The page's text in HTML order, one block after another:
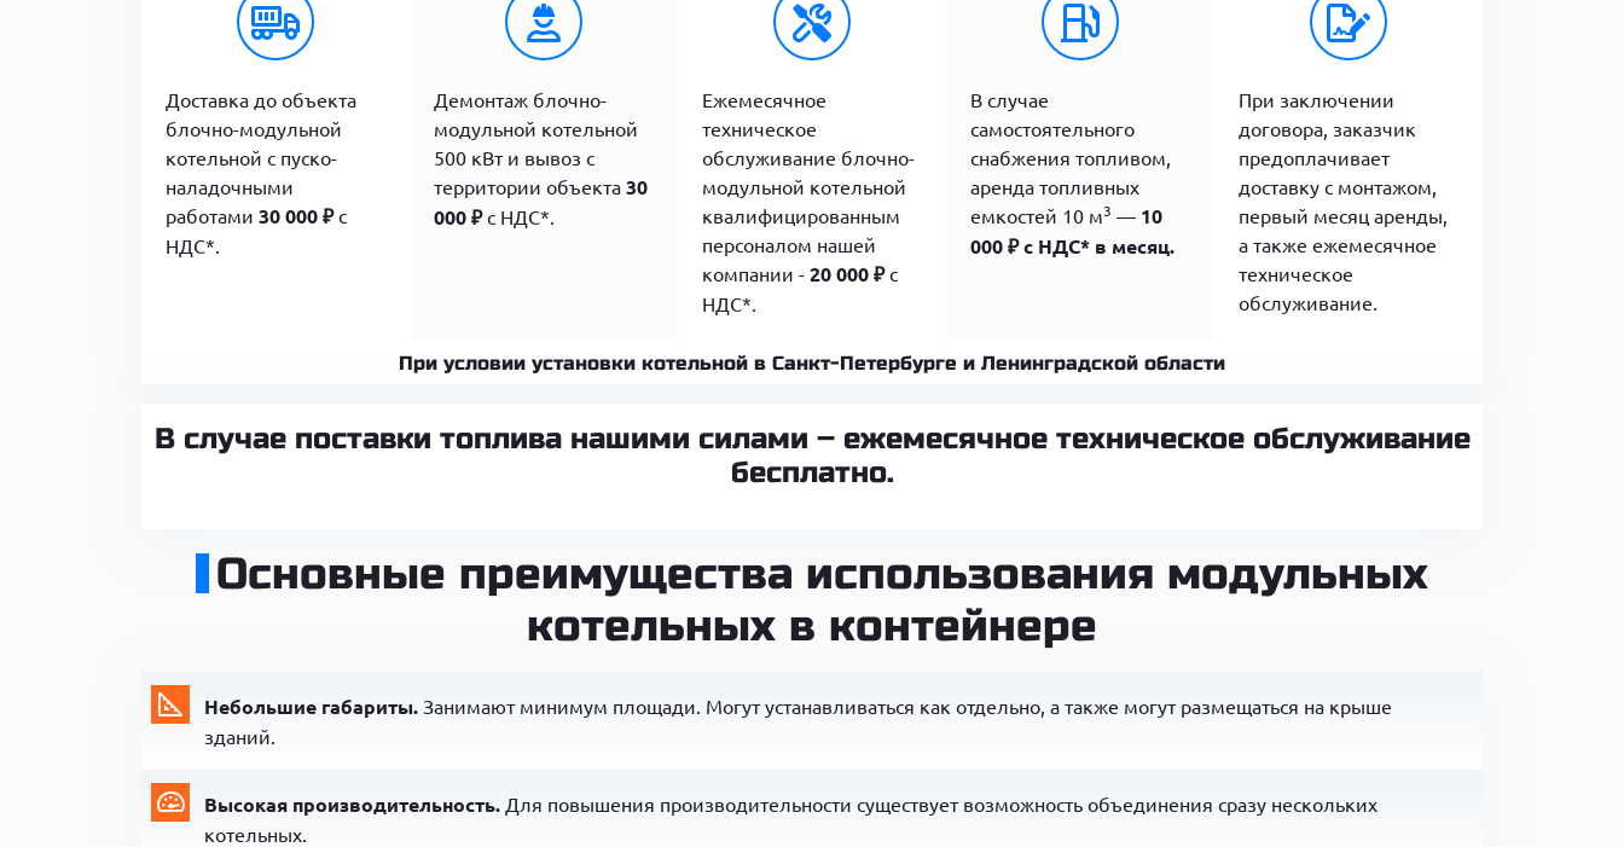
Доставка до объекта
блочно-модульной
котельной с пуско-
наладочными
работами 30 000 ₽с
НДС*.
Демонтаж блочно-
модульной котельной
500 кВт и вывоз с
территории объекта 30
000 ₽с НДС*.
Ежемесячное
техническое
обслуживание блочно-
модульной котельной
квалифицированным
персоналом нашей
компании - 20 000 ₽с
НДС*.
В случае
самостоятельного
снабжения топливом,
аренда топливных
емкостей 10 м3 — 10
000 ₽с НДС* в месяц.
При заключении
договора, заказчик
предоплачивает
доставку с монтажом,
первый месяц аренды,
а также ежемесячное
техническое
обслуживание.
При условии установки котельной в Санкт-Петербурге и Ленинградской области
В случае поставки топлива нашими силами – ежемесячное техническое обслуживание
бесплатно.
Основные преимущества использования модульных
котельных в контейнере
Небольшие габариты. Занимают минимум площади. Могут устанавливаться как отдельно, а также могут размещаться на крыше
зданий.
Высокая производительность. Для повышения производительности существует возможность объединения сразу нескольких
котельных.